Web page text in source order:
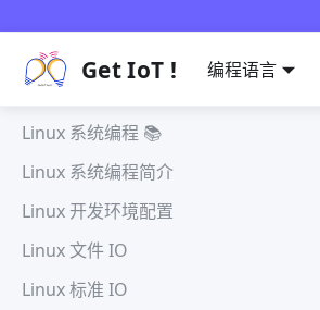
Get IoT ! 编程语言
Linux 系统编程 📚
Linux 系统编程简介
Linux 开发环境配置
Linux 文件 IO
Linux 标准 IO